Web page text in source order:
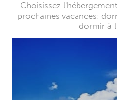
Choisissez
prochaines vacances:
dormir à